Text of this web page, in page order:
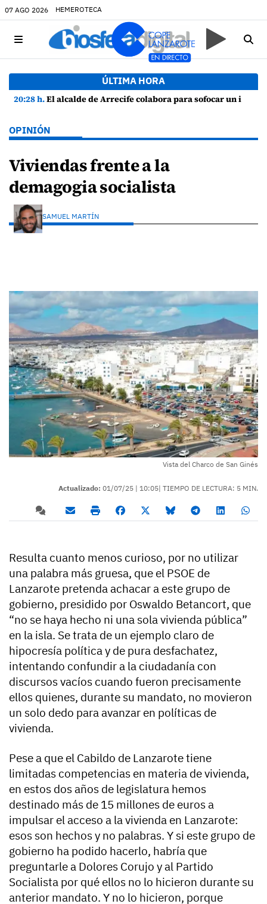
07 AGO 2026 HEMEROTECA
ÚLTIMA HORA
20:28 h.El alcalde de Arrecife colabora para sofocar un incendio en una vivienda de Playa Honda
OPINIÓN
Viviendas frente a la
demagogia socialista
SAMUEL MARTÍN
Vista del Charco de San Ginés
Actualizado: 01/07/25 | 10:05| TIEMPO DE LECTURA: 5 MIN.
Resulta cuanto menos curioso, por no utilizar
una palabra más gruesa, que el PSOE de
Lanzarote pretenda achacar a este grupo de
gobierno, presidido por Oswaldo Betancort, que
“no se haya hecho ni una sola vivienda pública”
en la isla. Se trata de un ejemplo claro de
hipocresía política y de pura desfachatez,
intentando confundir a la ciudadanía con
discursos vacíos cuando fueron precisamente
ellos quienes, durante su mandato, no movieron
un solo dedo para avanzar en políticas de
vivienda.
Pese a que el Cabildo de Lanzarote tiene
limitadas competencias en materia de vivienda,
en estos dos años de legislatura hemos
destinado más de 15 millones de euros a
impulsar el acceso a la vivienda en Lanzarote:
esos son hechos y no palabras. Y si este grupo de
gobierno ha podido hacerlo, habría que
preguntarle a Dolores Corujo y al Partido
Socialista por qué ellos no lo hicieron durante su
anterior mandato. Y no lo hicieron, porque